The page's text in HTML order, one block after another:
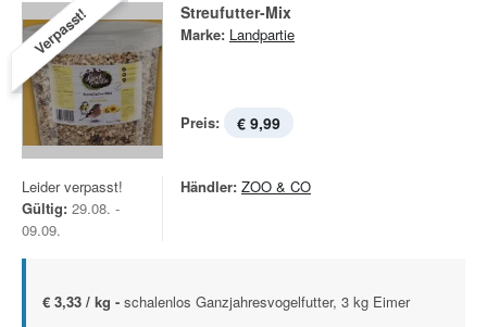
Verpasst! Streufutter-Mix
Marke: Landpartie
Preis: € 9,99
Leider verpasst!
Gültig: 29.08. -
09.09.
Händler: ZOO & CO
€ 3,33 / kg - schalenlos Ganzjahresvogelfutter, 3 kg Eimer